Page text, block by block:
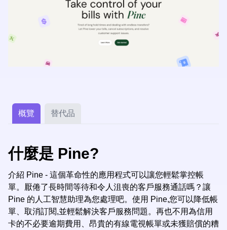
概覽 替代品
什麼是 Pine?
介紹 Pine - 這個革命性的應用程式可以讓您輕鬆掌控帳
單。厭倦了長時間等待和令人沮喪的客戶服務通話嗎？讓
Pine 的人工智慧助理為您處理吧。使用 Pine,您可以降低帳
單、取消訂閱,並輕鬆解決客戶服務問題。再也不用為信用
卡的不必要逾期費用、昂貴的有線電視帳單或未獲賠償的糟